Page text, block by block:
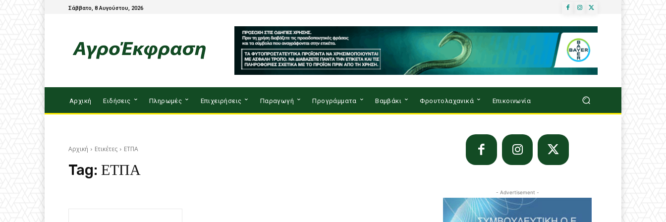
Σάββατο, 8 Αυγούστου, 2026
Αρχική Ειδήσεις Πληρωμές Επιχειρήσεις Παραγωγή Προγράμματα Βαμβάκι Φρουτολαχανικά Επικοινωνία
Αρχική Ετικέτες ΕΤΠΑ
Tag: ΕΤΠΑ
- Advertisement -